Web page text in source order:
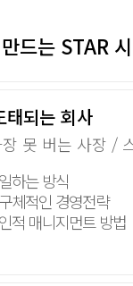
드는 STAR
태되는 회사
못 버는 사장 /
하는 방식
체적인 경영전략
적 매니지먼트 방법